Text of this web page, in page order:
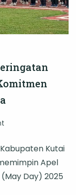
Kukar
Pimpin
Apel
Kutai
Apel
Day) 2025